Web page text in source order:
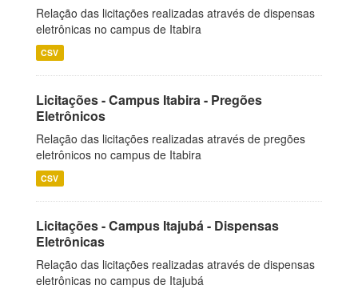
Relação das licitações realizadas através de dispensas
eletrônicas no campus de Itabira
CSV
Licitações - Campus Itabira - Pregões
Eletrônicos
Relação das licitações realizadas através de pregões
eletrônicos no campus de Itabira
CSV
Licitações - Campus Itajubá - Dispensas
Eletrônicas
Relação das licitações realizadas através de dispensas
eletrônicas no campus de Itajubá